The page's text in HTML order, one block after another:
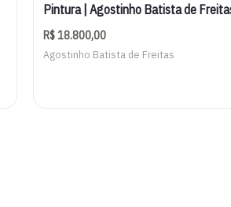
Pintura | Agostinho Batista de
R$18.800,00
Agostinho Batista de Freitas